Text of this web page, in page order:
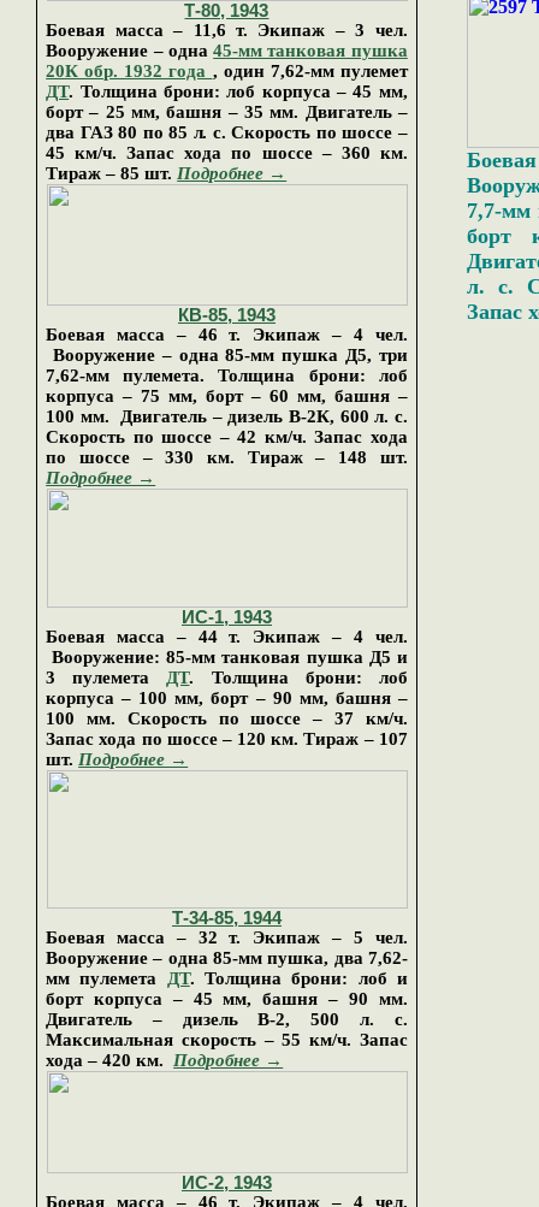
Т-80, 1943
Боевая масса – 11,6 т. Экипаж – 3 чел.
Вооружение – одна45-мм танковая пушка
20К обр. 1932 года , один 7,62-мм пулемет
ДТ. Толщина брони: лоб корпуса – 45 мм,
борт – 25 мм, башня – 35 мм. Двигатель –
два ГАЗ 80 по 85 л. с. Скорость по шоссе –
45 км/ч. Запас хода по шоссе – 360 км.
Тираж – 85 шт. Подробнее →
КВ-85, 1943
Боевая масса
– 46 т. Экипаж – 4 чел.
Вооружение – одна 85-мм пушка Д5, три
7,62-мм пулемета. Толщина брони: лоб
корпуса – 75 мм, борт – 60 мм, башня –
100 мм. Двигатель – дизель В-2К, 600 л. с.
Скорость по шоссе – 42 км/ч. Запас хода
по шоссе – 330 км. Тираж – 148 шт.
Подробнее →
ИС-1, 1943
Боевая масса
– 44т. Экипаж – 4 чел.
Вооружение: 85-мм танковая пушка Д5 и
3 пулемета ДТ. Толщина брони: лоб
корпуса – 100 мм, борт – 90 мм, башня –
100 мм. Скорость по шоссе – 37 км/ч.
Запас хода по шоссе – 120 км. Тираж – 107
шт. Подробнее →
Т-34-85, 1944
Боевая масса – 32 т. Экипаж – 5 чел.
Вооружение – одна 85-мм пушка, два 7,62-
мм пулемета ДТ. Толщина брони: лоб и
борт корпуса – 45 мм, башня – 90 мм.
Двигатель – дизель В-2, 500 л. с.
Максимальная скорость – 55 км/ч. Запас
хода – 420 км. Подробнее →
ИС-2, 1943
Боевая масса – 46 т. Экипаж – 4 чел.
7,7-мм
борт
л. с.
Запас